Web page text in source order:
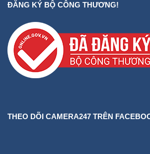
ĐĂNG KÝ BỘ CÔNG THƯƠNG!
THEO DÕI CAMERA247 TRÊN